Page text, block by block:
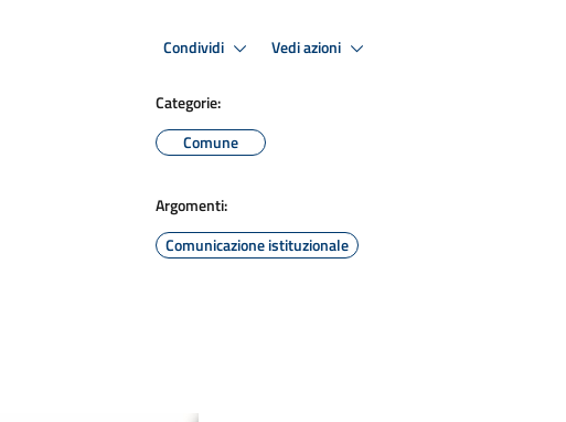
Condividi Vedi azioni
Categorie:
Comune
Argomenti:
Comunicazione istituzionale